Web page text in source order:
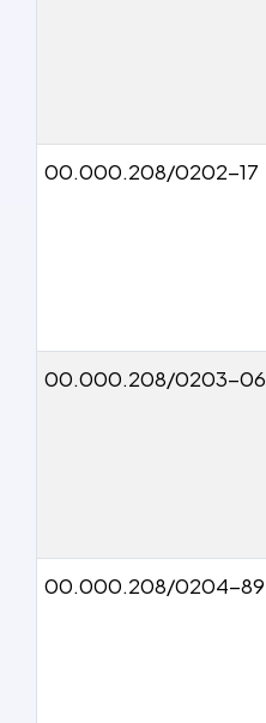
00.000.208/0202-17
00.000.208/0203-06
00.000.208/0204-89